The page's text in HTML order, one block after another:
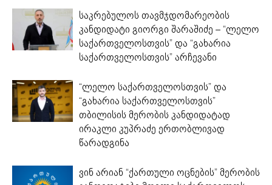
საკრებულოს თავმჯდომარეობის
კანდიდატი გიორგი შარაშიძე – “ლელო
საქართველოსთვის” და “გახარია
საქართველოსთვის” არჩევანი
“ლელო საქართველოსთვის” და
“გახარია საქართველოსთვის”
თბილისის მერობის კანდიდატად
ირაკლი კუპრაძე ერთობლივად
წარადგინა
ვინ არიან “ქართული ოცნების” მერობის